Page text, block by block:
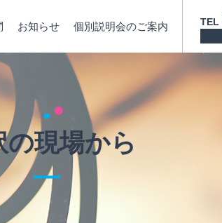
TEL
お知らせ 個別説明会のご案内
の現場から